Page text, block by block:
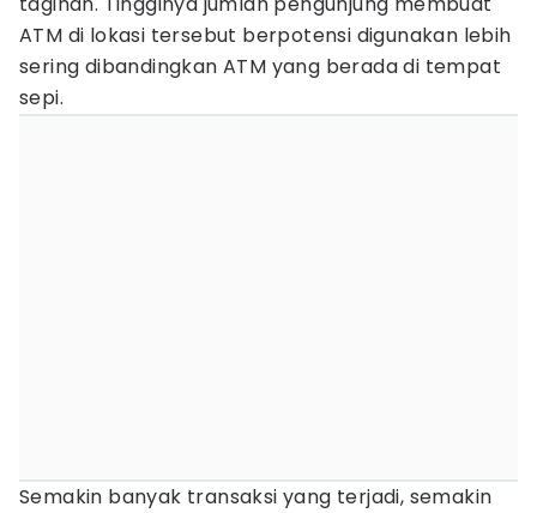
ATM di lokasi tersebut berpotensi digunakan lebih
sering dibandingkan ATM yang berada di tempat
sepi.
Semakin banyak transaksi yang terjadi, semakin